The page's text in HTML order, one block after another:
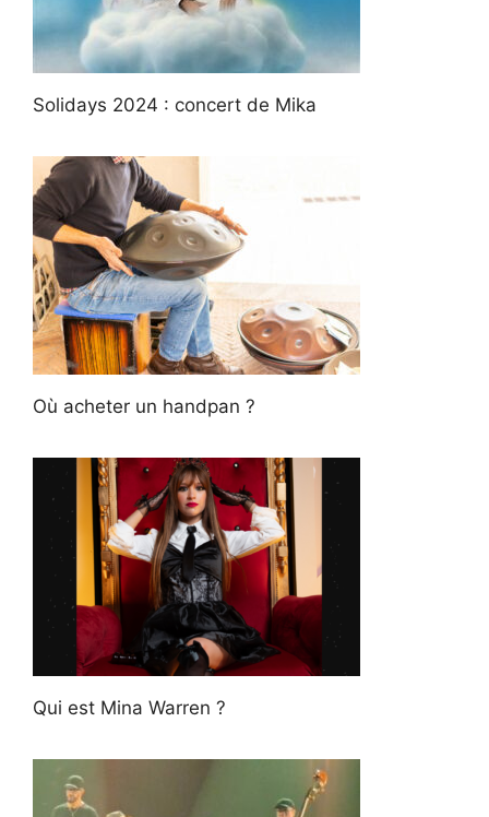
Solidays 2024 : concert de Mika
Où acheter un handpan ?
Qui est Mina Warren ?